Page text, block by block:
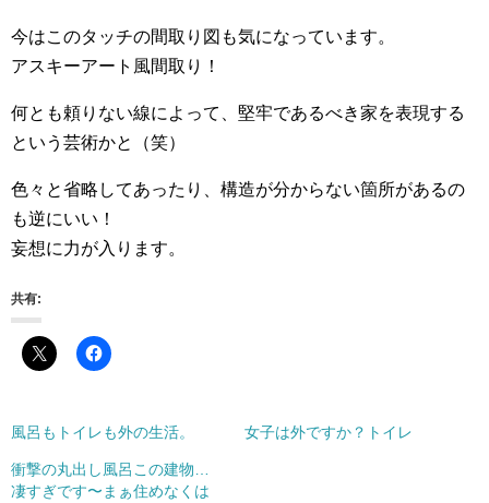
今はこのタッチの間取り図も気になっています。
アスキーアート風間取り！
何とも頼りない線によって、堅牢であるべき家を表現する
という芸術かと（笑）
色々と省略してあったり、構造が分からない箇所があるの
も逆にいい！
妄想に力が入ります。
共有:
風呂もトイレも外の生活。 女子は外ですか？トイレ
衝撃の丸出し風呂この建物…
凄すぎです〜まぁ住めなくは